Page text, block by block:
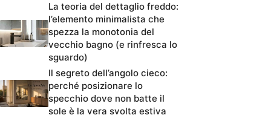
La teoria del dettaglio freddo:
l’elemento minimalista che
spezza la monotonia del
vecchio bagno (e rinfresca lo
sguardo)
Il segreto dell’angolo cieco:
perché posizionare lo
specchio dove non batte il
sole è la vera svolta estiva